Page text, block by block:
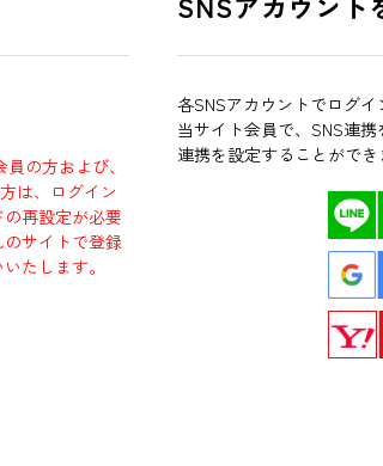
の方および、
は、ログイン
再設定が必要
サイトで登録
たします。
各SNSアカウントでログイ
当サイト会員で、SNS連
連携を設定することができ